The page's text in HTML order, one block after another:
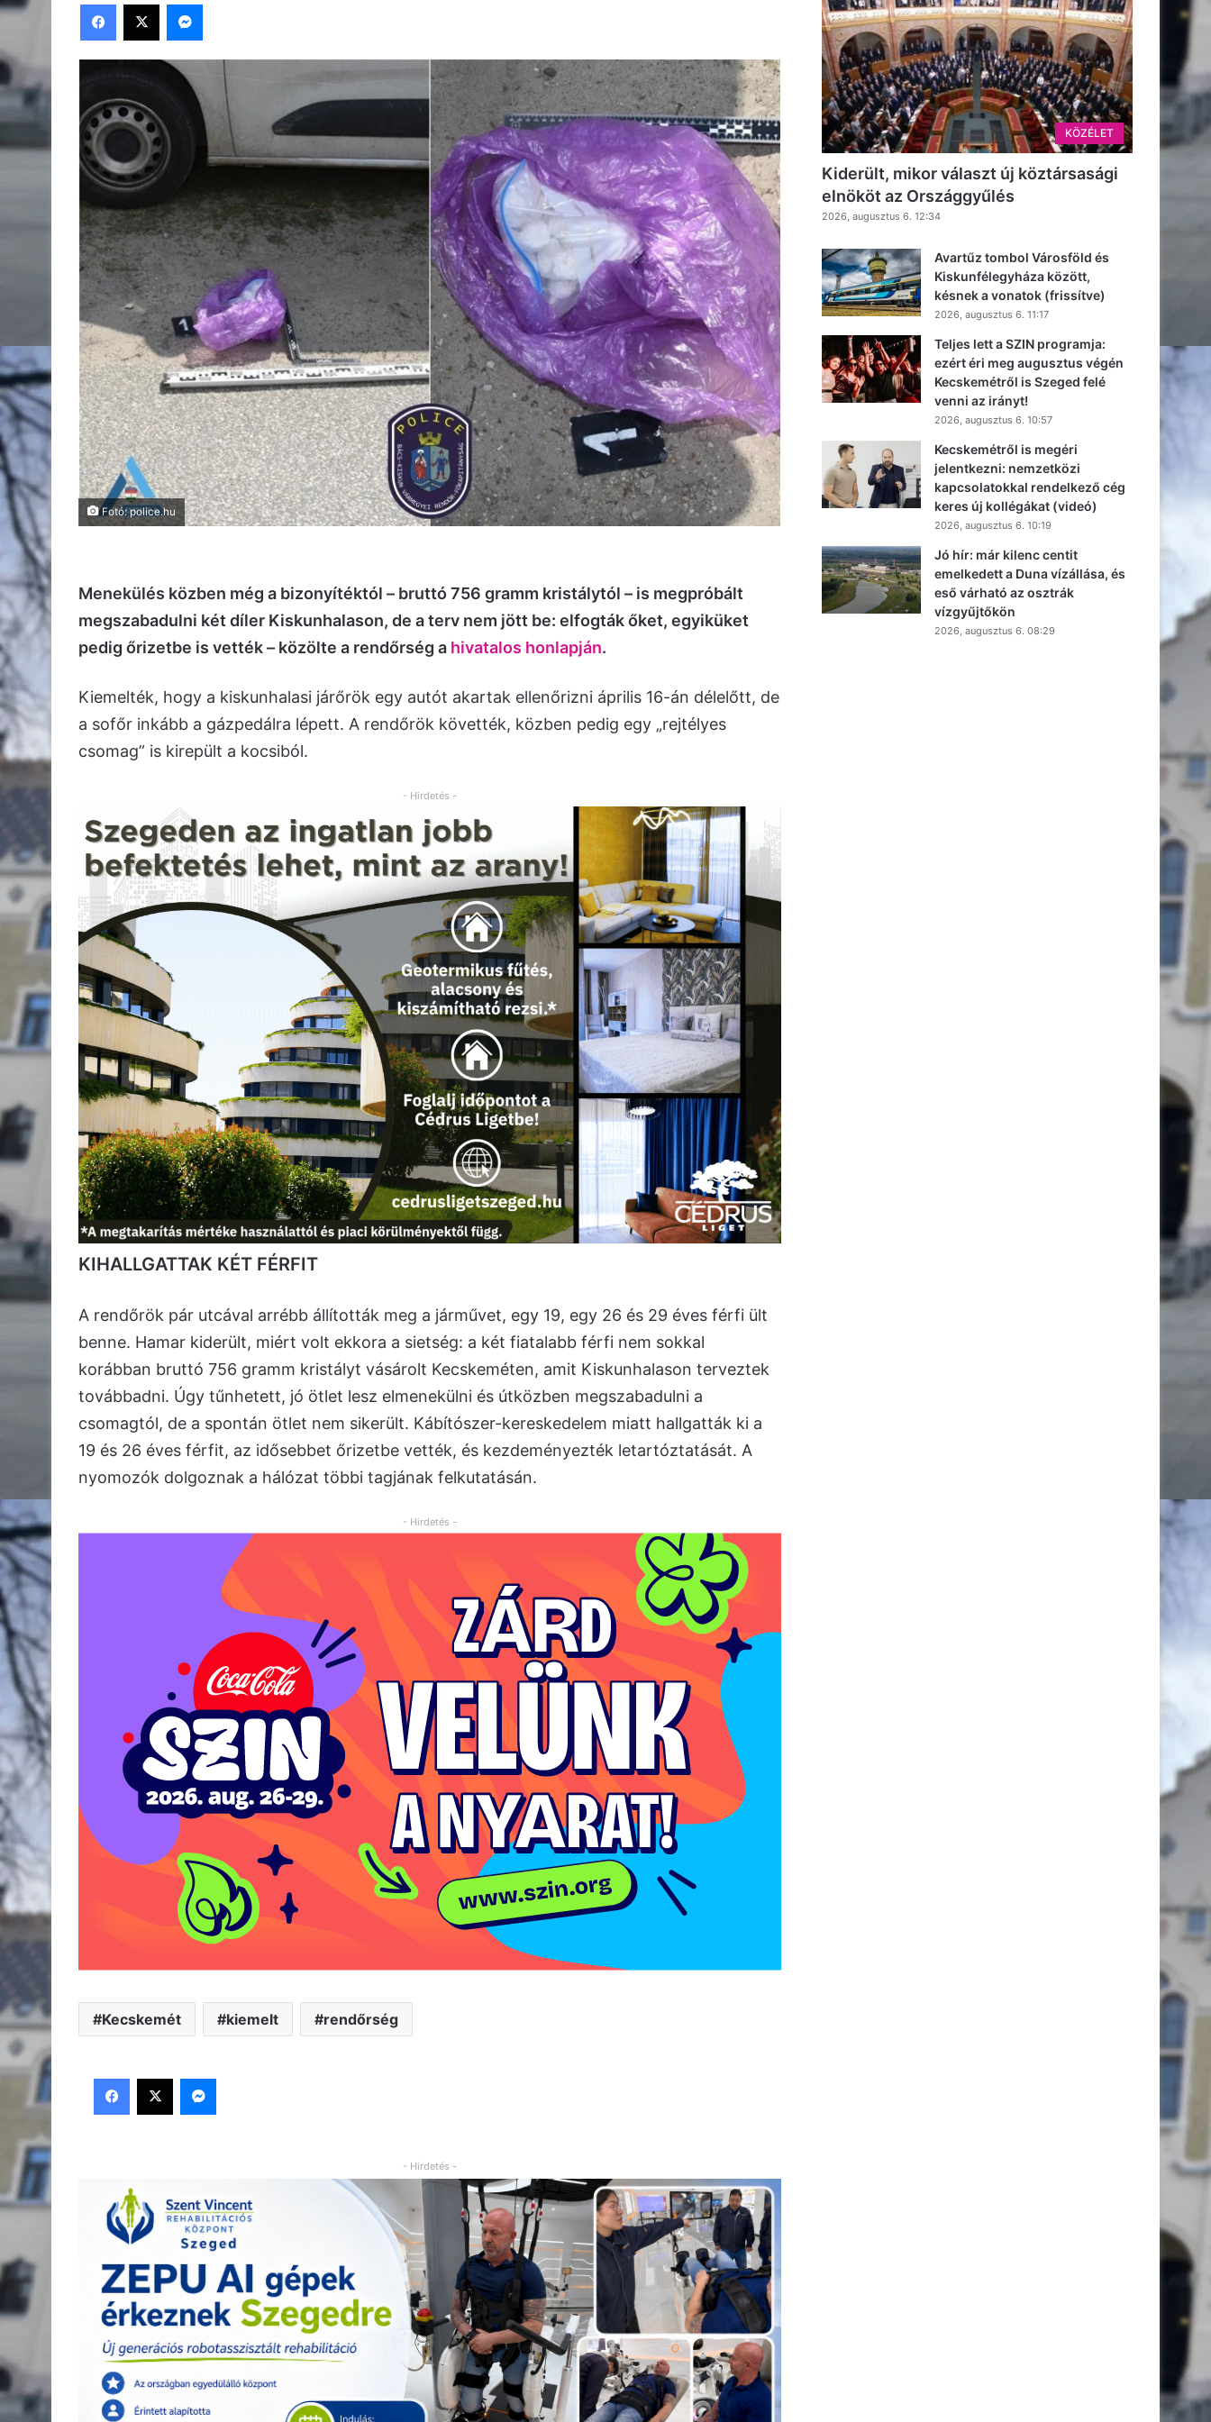
Facebook
X Messenger
Fotó: police.hu
Menekülés közben még a bizonyítéktól – bruttó 756 gramm kristálytól – is megpróbált
megszabadulni két díler Kiskunhalason, de a terv nem jött be: elfogták őket, egyiküket
pedig őrizetbe is vették – közölte a rendőrség a hivatalos honlapján.
Kiemelték, hogy a kiskunhalasi járőrök egy autót akartak ellenőrizni április 16-án délelőtt, de
a sofőr inkább a gázpedálra lépett. A rendőrök követték, közben pedig egy „rejtélyes
csomag” is kirepült a kocsiból.
- Hirdetés -
KIHALLGATTAK KÉT FÉRFIT
A rendőrök pár utcával arrébb állították meg a járművet, egy 19, egy 26 és 29 éves férfi ült
benne. Hamar kiderült, miért volt ekkora a sietség: a két fiatalabb férfi nem sokkal
korábban bruttó 756 gramm kristályt vásárolt Kecskeméten, amit Kiskunhalason terveztek
továbbadni. Úgy tűnhetett, jó ötlet lesz elmenekülni és útközben megszabadulni a
csomagtól, de a spontán ötlet nem sikerült. Kábítószer-kereskedelem miatt hallgatták ki a
19 és 26 éves férfit, az idősebbet őrizetbe vették, és kezdeményezték letartóztatását. A
nyomozók dolgoznak a hálózat többi tagjának felkutatásán.
- Hirdetés -
Kecskemét kiemelt rendőrség
Facebook
X Messenger
- Hirdetés -
KÖZÉLET
Kiderült, mikor választ új köztársasági
elnököt az Országgyűlés
2026, augusztus 6. 12:34
Avartűz tombol Városföld és
Kiskunfélegyháza között,
késnek a vonatok (frissítve)
2026, augusztus 6. 11:17
Teljes lett a SZIN programja:
ezért éri meg augusztus végén
Kecskemétről is Szeged felé
venni az irányt!
2026, augusztus 6. 10:57
Kecskemétről is megéri
jelentkezni: nemzetközi
kapcsolatokkal rendelkező cég
keres új kollégákat (videó)
2026, augusztus 6. 10:19
Jó hír: már kilenc centit
emelkedett a Duna vízállása, és
eső várható az osztrák
vízgyűjtőkön
2026, augusztus 6. 08:29